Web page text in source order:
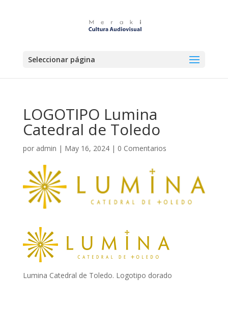
Seleccionar página
LOGOTIPO Lumina
Catedral de Toledo
por admin | May 16, 2024| 0 Comentarios
Lumina Catedral de Toledo. Logotipo dorado